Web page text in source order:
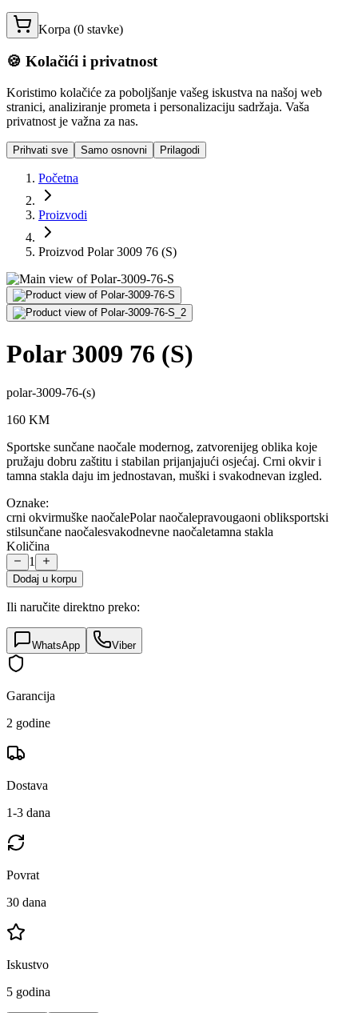
Korpa (0 stavke)
🍪 Kolačići i privatnost
Koristimo kolačiće za poboljšanje vašeg iskustva na našoj web
stranici, analiziranje prometa i personalizaciju sadržaja. Vaša
privatnost je važna za nas.
Prihvati sve Samo osnovni Prilagodi
Početna
Proizvodi
Proizvod Polar 3009 76 (S)
Polar 3009 76 (S)
polar-3009-76-(s)
160 KM
Sportske sunčane naočale modernog, zatvorenijeg oblika koje
pružaju dobru zaštitu i stabilan prijanjajući osjećaj. Crni okvir i
tamna stakla daju im jednostavan, muški i svakodnevan izgled.
Oznake:
crni okvirmuške naočalePolar naočalepravougaoni obliksportski
stilsunčane naočalesvakodnevne naočaletamna stakla
Količina
1
Dodaj u korpu
Ili naručite direktno preko:
WhatsApp Viber
Garancija
2 godine
Dostava
1-3 dana
Povrat
30 dana
Iskustvo
5 godina